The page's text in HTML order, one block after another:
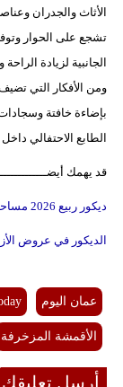
الأثاث والجدران
تشجع على الحوار
الجانبية لزيادة
ومن الأفكار التي
بإضاءة خافتة
الطابع الاحتفالي
قد يهمك
ديكور ربيع 2026 مساحات تعكس الشخصية وتوازن بين البساطة والفخامة
الديكور في عروض
عمان اليوم
الأقمشة المزخرفة
أرسل تعليقك